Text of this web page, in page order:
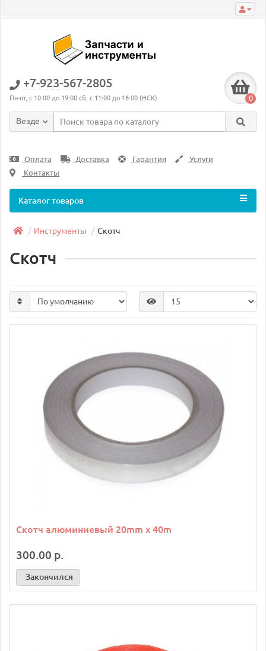
+7-923-567-2805
Пн-пт, с 10:00 до 19:00 сб, с 11:00 до 16:00 (НСК) 0
Везде
Оплата Доставка Гарантия
Услуги
Контакты
Каталог товаров
Инструменты Скотч
Скотч
Скотч алюминиевый 20mm x 40m
300.00 р.
Закончился